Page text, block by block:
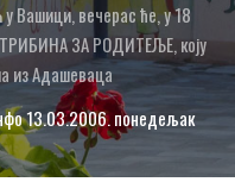
Вашици, вечерас ће, у 18
ЗА РОДИТЕЉЕ, коју
из Адашеваца
13.03.2006. понедељак